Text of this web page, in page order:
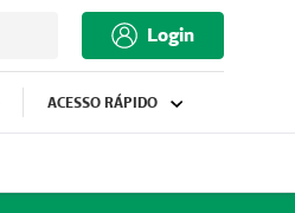
Login
ACESSO RÁPIDO